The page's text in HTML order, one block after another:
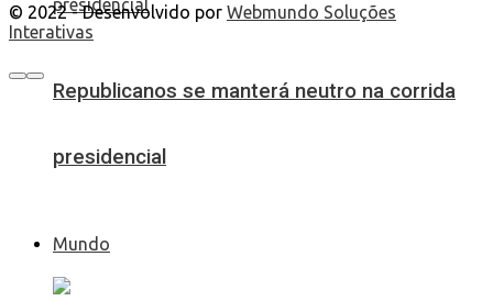
Republicanos se manterá neutro na corrida
presidencial
Mundo
© 2022 - Desenvolvido por Webmundo Soluções
Interativas